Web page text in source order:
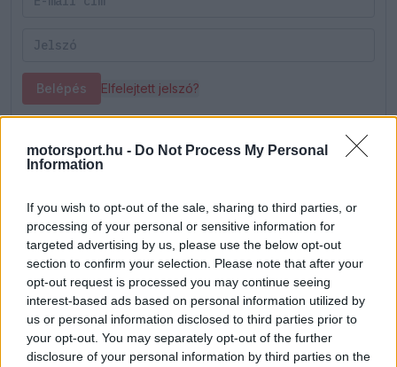
motorsport.hu - Do Not Process My Personal
Information
If you wish to opt-out of the sale, sharing to third parties, or
processing of your personal or sensitive information for
targeted advertising by us, please use the below opt-out
section to confirm your selection. Please note that after your
opt-out request is processed you may continue seeing
interest-based ads based on personal information utilized by
us or personal information disclosed to third parties prior to
your opt-out. You may separately opt-out of the further
disclosure of your personal information by third parties on the
Belépés Elfelejtett jelszó?
Lépj be felhasználónévvel és jelszóval, majd állj át
az e-mail alapú rendszerre.
M
Mester HITELESÍTETT
@mester 2025. 11. 29. 13:48
A végén még rájön , hogy Alonso jobb mint Tappen
.😁